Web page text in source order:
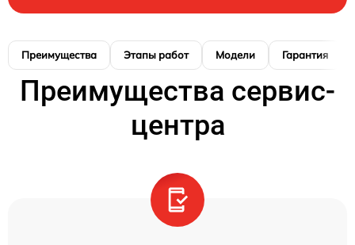
Преимущества Этапы работ Модели Гарантия
Преимущества сервис-
центра